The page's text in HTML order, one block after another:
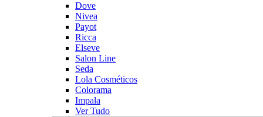
Dove
Nivea
Payot
Ricca
Elseve
Salon Line
Seda
Lola Cosméticos
Colorama
Impala
Ver Tudo